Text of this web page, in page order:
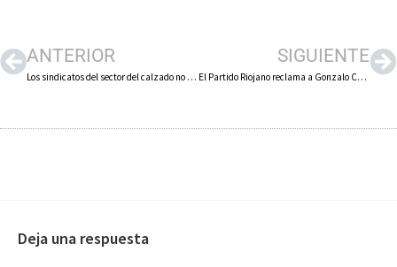
ANTERIOR
Los sindicatos del sector del calzado no descartan llevar a los tribunales la negativa de la patronal nacional a aplicar la cláusula de revisión salarial pactada en el convenio
SIGUIENTE
El Partido Riojano reclama a Gonzalo Capellán transparencia y soluciones para mejorar la asistencia sanitaria en La Rioja
Deja una respuesta